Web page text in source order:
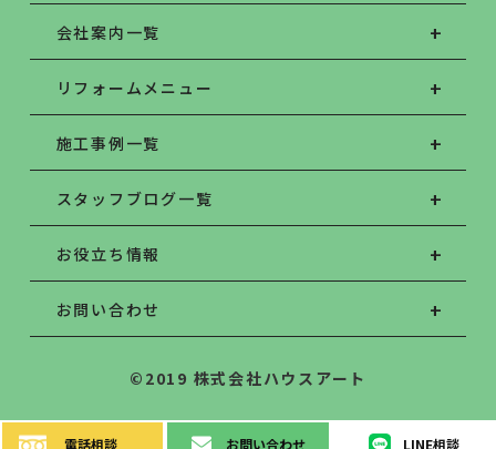
電話相談 お問い合わせ LINE相談
会社案内一覧
リフォームメニュー
施工事例一覧
スタッフブログ一覧
お役立ち情報
お問い合わせ
©2019 株式会社ハウスアート